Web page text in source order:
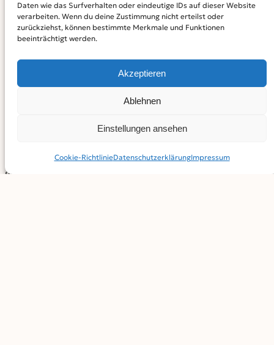
Daten wie das Surfverhalten oder eindeutige IDs auf dieser Website
verarbeiten. Wenn du deine Zustimmung nicht erteilst oder
zurückziehst, können bestimmte Merkmale und Funktionen
beeinträchtigt werden.
Akzeptieren
Ablehnen
Einstellungen ansehen
Cookie-RichtlinieDatenschutz­erklärungImpressum
Gastfamilien ist ein starkes Zeichen für Interkulturalität,
Offenheit, ge- lebte Vielfalt und eine aktive
Zivilgesellschaft. Dies ist insbesondere in diesen Zeiten
ein wich-
tiges Signal.“ Gastfamilien sind so vielfältig wie die
Lebens- realität in Deutschland: Egal ob Paare oder
Lebensgemeinschaften mit und ohne Kinder,
Patchwork-Familien, Alleinerziehende oder auch
werden. Einem jungen Menschen eine Heimat auf Zeit zu
geben, bereichert das